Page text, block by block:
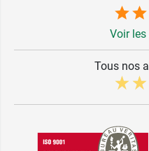
Voir
Tous nos